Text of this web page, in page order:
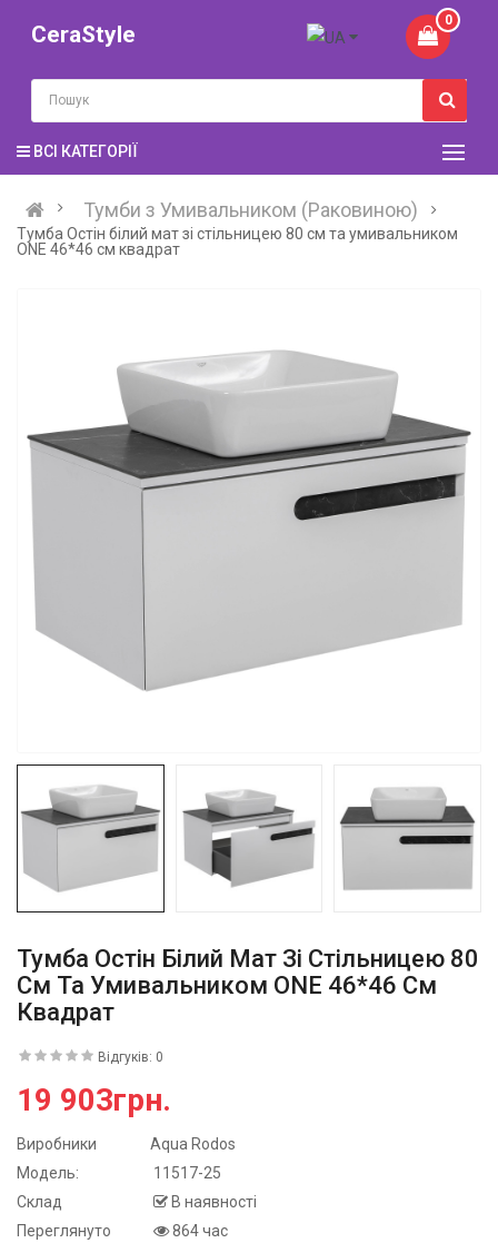
CeraStyle
0
ВСІ КАТЕГОРІЇ
Тумби з Умивальником (Раковиною)
Тумба Остiн білий мат зі стільницею 80 см та умивальником
ONE 46*46 см квадрат
Тумба Остiн Білий Мат Зі Стільницею 80
См Та Умивальником ONE 46*46 См
Квадрат
Відгуків: 0
19 903грн.
Виробники
Aqua Rodos
Модель:
11517-25
Склад
В наявності
Переглянуто
864 час